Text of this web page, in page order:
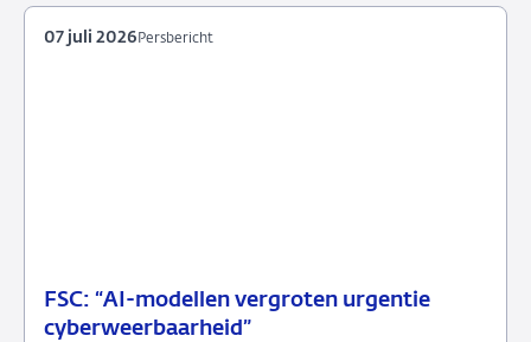
2026
FSC: “AI-modellen vergroten urgentie
cyberweerbaarheid”
07
Persbericht
Persbericht
07 juli 2026